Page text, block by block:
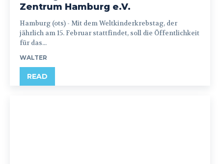
Zentrum Hamburg e.V.
Hamburg (ots) - Mit dem Weltkinderkrebstag, der
jährlich am 15. Februar stattfindet, soll die Öffentlichkeit
für das...
WALTER
READ